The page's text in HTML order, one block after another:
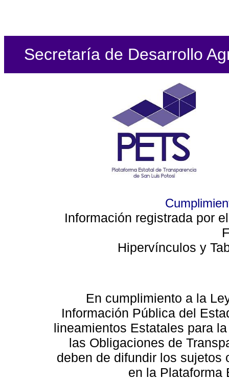
Secretaría de Desarrollo
Información registrada por
Hipervínculos y
En cumplimiento a la
Información Pública del
lineamientos Estatales para
las Obligaciones de
deben de difundir los sujetos
en la Plataforma